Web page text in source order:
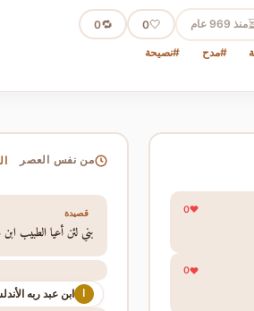
منذ 969 عام 🤍
0
🔁
0
#مدح #نصيحة
0
0
من نفس العصر
قصيدة
بني لئن أعيا الطبيب ابن
ابن عبد ربه